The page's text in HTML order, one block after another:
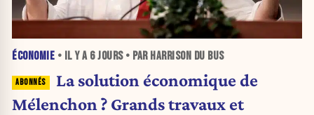
ÉCONOMIE • IL Y A 6 JOURS• PAR HARRISON DU BUS
La solution économique de
Mélenchon ? Grands travaux et